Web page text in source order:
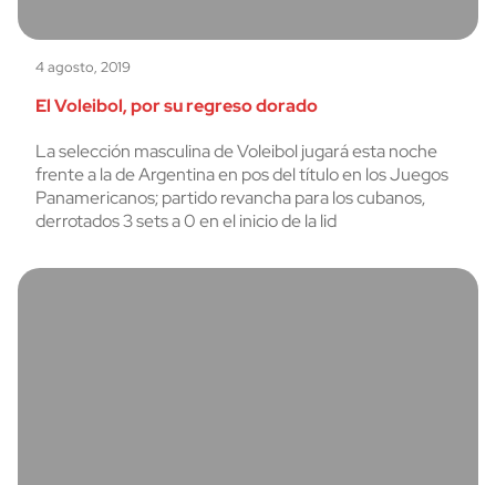
4 agosto, 2019
El Voleibol, por su regreso dorado
La selección masculina de Voleibol jugará esta noche
frente a la de Argentina en pos del título en los Juegos
Panamericanos; partido revancha para los cubanos,
derrotados 3 sets a 0 en el inicio de la lid